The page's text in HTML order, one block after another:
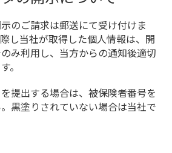
のご請求は郵送にて受け付けま
し当社が取得した個人情報は、開
み利用し、当方からの通知後適切
。
提出する場合は、被保険者番号を
黒塗りされていない場合は当社で